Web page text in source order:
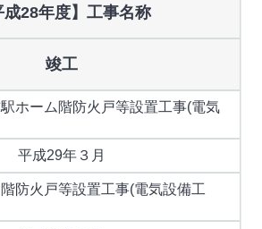
成28年度】工事名称
竣工
ホーム階防火戸等設置工事(電気
平成29年３月
防火戸等設置工事(電気設備工